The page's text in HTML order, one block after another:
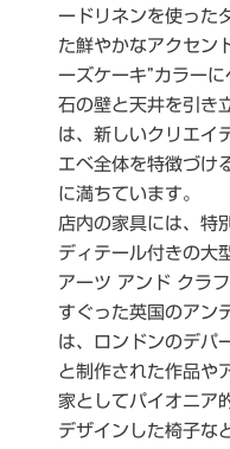
ードリネンを使った
た鮮やかなアクセン
ーズケーキ”カラー
石の壁と天井を引き
は、新しいクリエイ
エベ全体を特徴づけ
に満ちています。
店内の家具には、特
ディテール付きの大
アーツ アンド クラ
すぐった英国のアン
は、ロンドンのデパ
と制作された作品や
家としてパイオニア
デザインした椅子な